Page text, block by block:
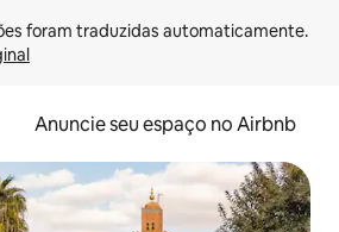
Anuncie seu espaço no Airbnb